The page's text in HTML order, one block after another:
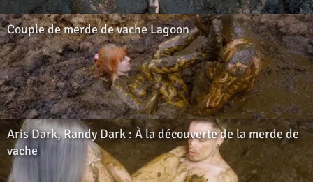
Couple de merde de vache Lagoon
Aris Dark, Randy Dark : À la découverte de la merde de
vache